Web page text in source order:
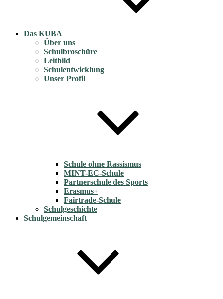
Das KUBA
Über uns
Schulbroschüre
Leitbild
Schulentwicklung
Unser Profil
Schule ohne Rassismus
MINT-EC-Schule
Partnerschule des Sports
Erasmus+
Fairtrade-Schule
Schulgeschichte
Schulgemeinschaft